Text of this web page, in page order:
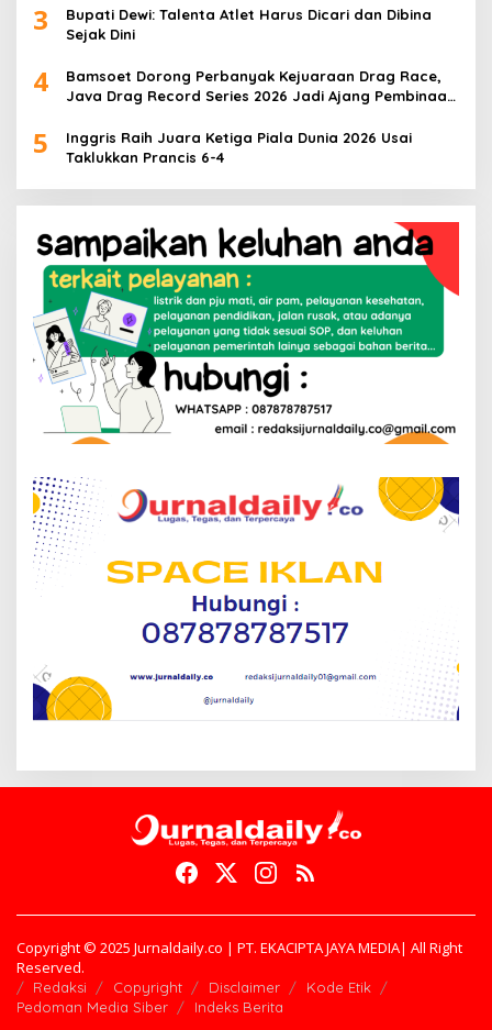
3
Bupati Dewi: Talenta Atlet Harus Dicari dan Dibina
Sejak Dini
4
Bamsoet Dorong Perbanyak Kejuaraan Drag Race,
Java Drag Record Series 2026 Jadi Ajang Pembinaan
5
Inggris Raih Juara Ketiga Piala Dunia 2026 Usai
Taklukkan Prancis 6-4
Copyright © 2025 Jurnaldaily.co | PT. EKACIPTA JAYA MEDIA| All Right
Reserved.
Redaksi Copyright Disclaimer
Kode Etik
Pedoman Media Siber
Indeks Berita